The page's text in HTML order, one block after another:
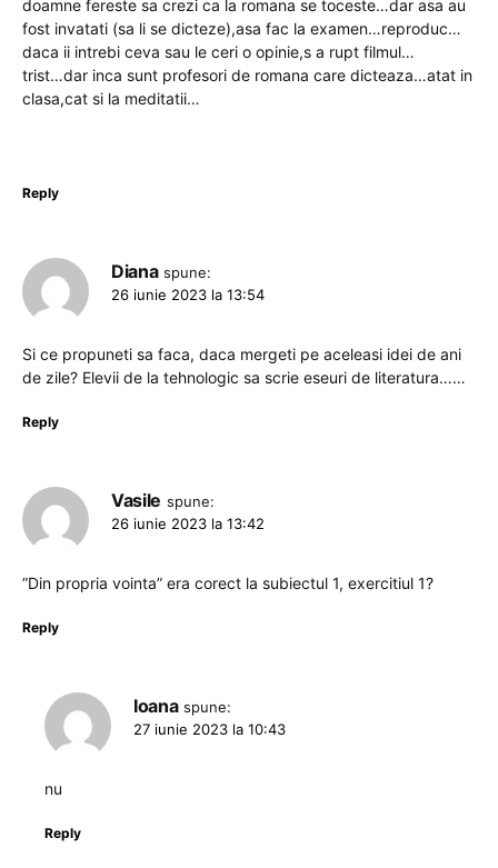
doamne fereste sa crezi ca la romana se toceste…dar asa au
fost invatati (sa li se dicteze),asa fac la examen…reproduc…
daca ii intrebi ceva sau le ceri o opinie,s a rupt filmul…
trist…dar inca sunt profesori de romana care dicteaza…atat in
clasa,cat si la meditatii…
Reply
Diana spune:
26 iunie 2023 la 13:54
Si ce propuneti sa faca, daca mergeti pe aceleasi idei de ani
de zile? Elevii de la tehnologic sa scrie eseuri de literatura……
Reply
Vasile spune:
26 iunie 2023 la 13:42
”Din propria vointa” era corect la subiectul 1, exercitiul 1?
Reply
Ioana spune:
27 iunie 2023 la 10:43
nu
Reply